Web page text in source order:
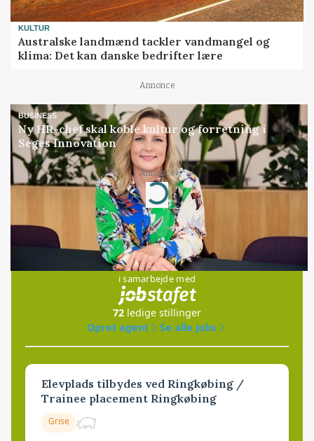
KULTUR
Australske landmænd tackler vandmangel og
klima: Det kan danske bedrifter lære
Annonce
BUSINESS
Ny HR-chef skal koble kultur og forretning i
Seges Innovation
Annonce
Loading...
Jobs
i samarbejde med
72 ledige stillinger
Opret agent
Se alle jobs
Elevplads tilbydes ved Ringkøbing /
Trainee placement Ringkøbing
Grise